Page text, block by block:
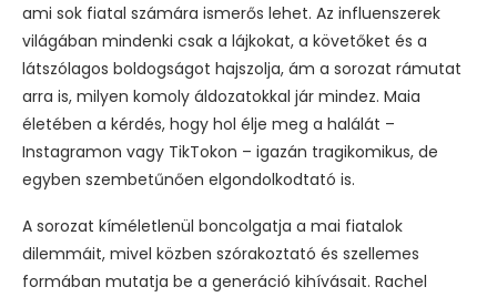
ami sok fiatal számára ismerős lehet. Az influenszerek
világában mindenki csak a lájkokat, a követőket és a
látszólagos boldogságot hajszolja, ám a sorozat rámutat
arra is, milyen komoly áldozatokkal jár mindez. Maia
életében a kérdés, hogy hol élje meg a halálát –
Instagramon vagy TikTokon – igazán tragikomikus, de
egyben szembetűnően elgondolkodtató is.
A sorozat kíméletlenül boncolgatja a mai fiatalok
dilemmáit, mivel közben szórakoztató és szellemes
formában mutatja be a generáció kihívásait. Rachel